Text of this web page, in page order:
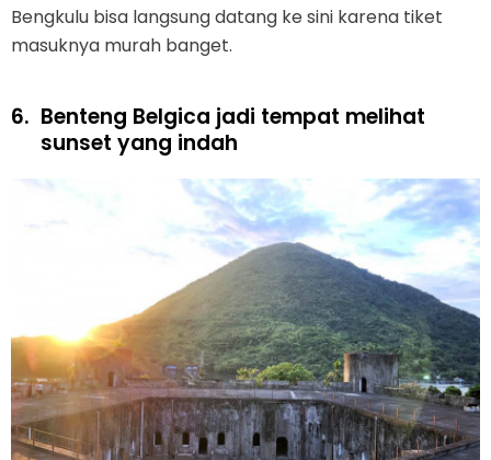
Bengkulu bisa langsung datang ke sini karena tiket
masuknya murah banget.
6. Benteng Belgica jadi tempat melihat
sunset yang indah